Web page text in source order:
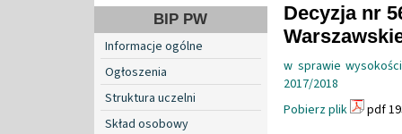
BIP PW
Informacje ogólne
Ogłoszenia
Struktura uczelni
Skład osobowy
Decyzja nr
w sprawie
2017/2018
Pobierz plik
pdf